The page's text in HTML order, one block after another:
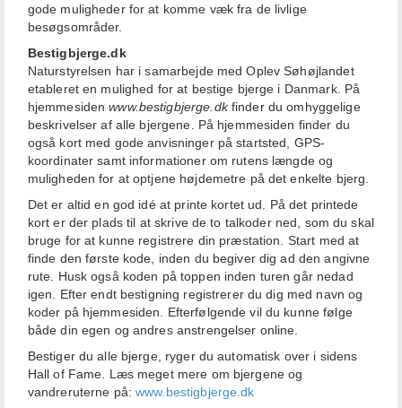
gode muligheder for at komme væk fra de livlige
besøgsområder.
Bestigbjerge.dk
Naturstyrelsen har i samarbejde med Oplev Søhøjlandet
etableret en mulighed for at bestige bjerge i Danmark. På
hjemmesidenwww.bestigbjerge.dkfinder du omhyggelige
beskrivelser af alle bjergene. På hjemmesiden finder du
også kort med gode anvisninger på startsted, GPS-
koordinater samt informationer om rutens længde og
muligheden for at optjene højdemetre på det enkelte bjerg.
Det er altid en god idé at printe kortet ud. På det printede
kort er der plads til at skrive de to talkoder ned, som du skal
bruge for at kunne registrere din præstation. Start med at
finde den første kode, inden du begiver dig ad den angivne
rute. Husk også koden på toppen inden turen går nedad
igen. Efter endt bestigning registrerer du dig med navn og
koder på hjemmesiden. Efterfølgende vil du kunne følge
både din egen og andres anstrengelser online.
Bestiger du alle bjerge, ryger du automatisk over i sidens
Hall of Fame. Læs meget mere om bjergene og
vandreruterne på:www.bestigbjerge.dk